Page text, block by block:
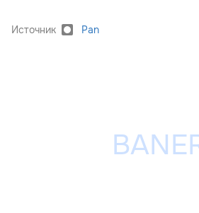
Источник Pan